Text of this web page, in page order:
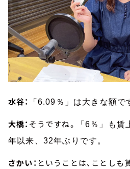
水谷： 「6.09％」は大きな額で
大橋： そうですね。
「6％」も
年以来、32年ぶりです。
さかい： ということは、ことしも